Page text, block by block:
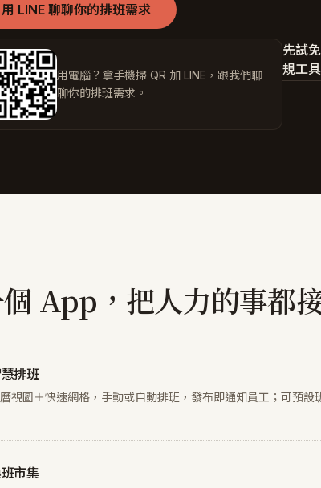
用 LINE 聊聊你的排班需求
用電腦？拿手機掃 QR 加 LINE，跟我們聊
聊你的排班需求。
先試
規工具
App，把人力的事都
排班
視圖＋快速網格，手動或自動排班，發布即通知員工；可預設
市集